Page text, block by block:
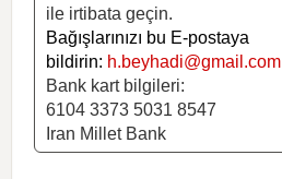
ile irtibata geçin.
Bağışlarınızı bu E-postaya
bildirin: h.beyhadi@gmail.com
Bank kart bilgileri:
6104 3373 5031 8547
Iran Millet Bank